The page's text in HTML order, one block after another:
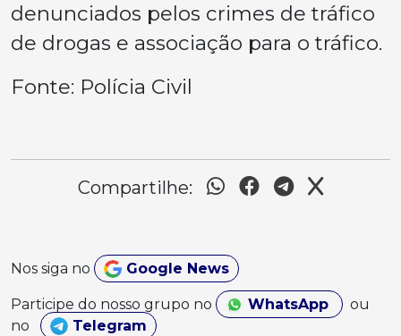
denunciados pelos crimes de tráfico
de drogas e associação para o tráfico.
Fonte: Polícia Civil
Compartilhe:
Nos siga no Google News
Participe do nosso grupo no WhatsApp
ou
no
Telegram